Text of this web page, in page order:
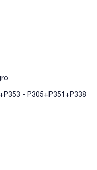
- P305+P351+P338